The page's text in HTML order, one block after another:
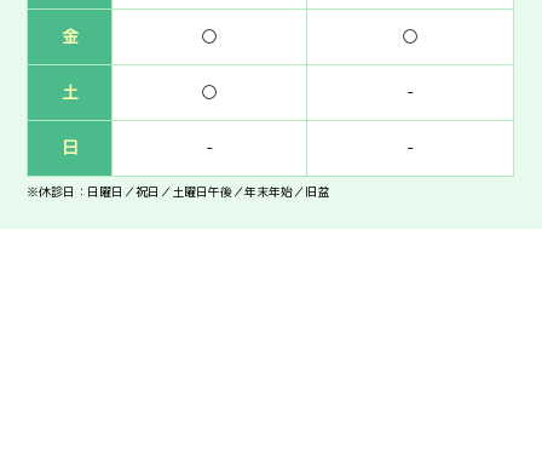
金 ○ ○
土 ○ -
日 - -
※休診日：日曜日／祝日／土曜日午後／年末年始／旧盆